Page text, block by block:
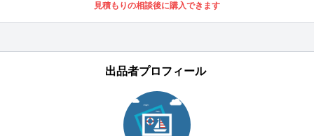
見積もりの相談後に購入できます
出品者プロフィール